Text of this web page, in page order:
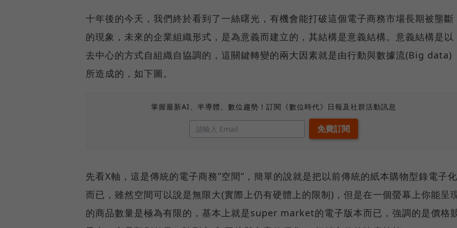
十年後的今天，我們終於看到了一絲曙光，有機會能打破這個電子商務市場長期被壟斷
的現象，未來的企業組織形式，是為意義而建立的，其結構是意義結構。意義結構是以
去中心的方式自組織自協調的，這關鍵轉變的兩大因素就是由行動與數據流(Big data)
所造成的，如下圖。
掌握最新AI、半導體、數位趨勢！訂閱《數位時代》日報及社群活動訊息
先看X軸，這是傳統的電子商務”空間”，簡單的說就是把以前傳統的紙本購物型錄電子化
而已，雖然空間可以說是無限大(實際上仍有硬體上的限制)，但是在一個螢幕上你能呈
的商品數量是極為有限的，基本上就是super market的電子版本而已，強調的是價格